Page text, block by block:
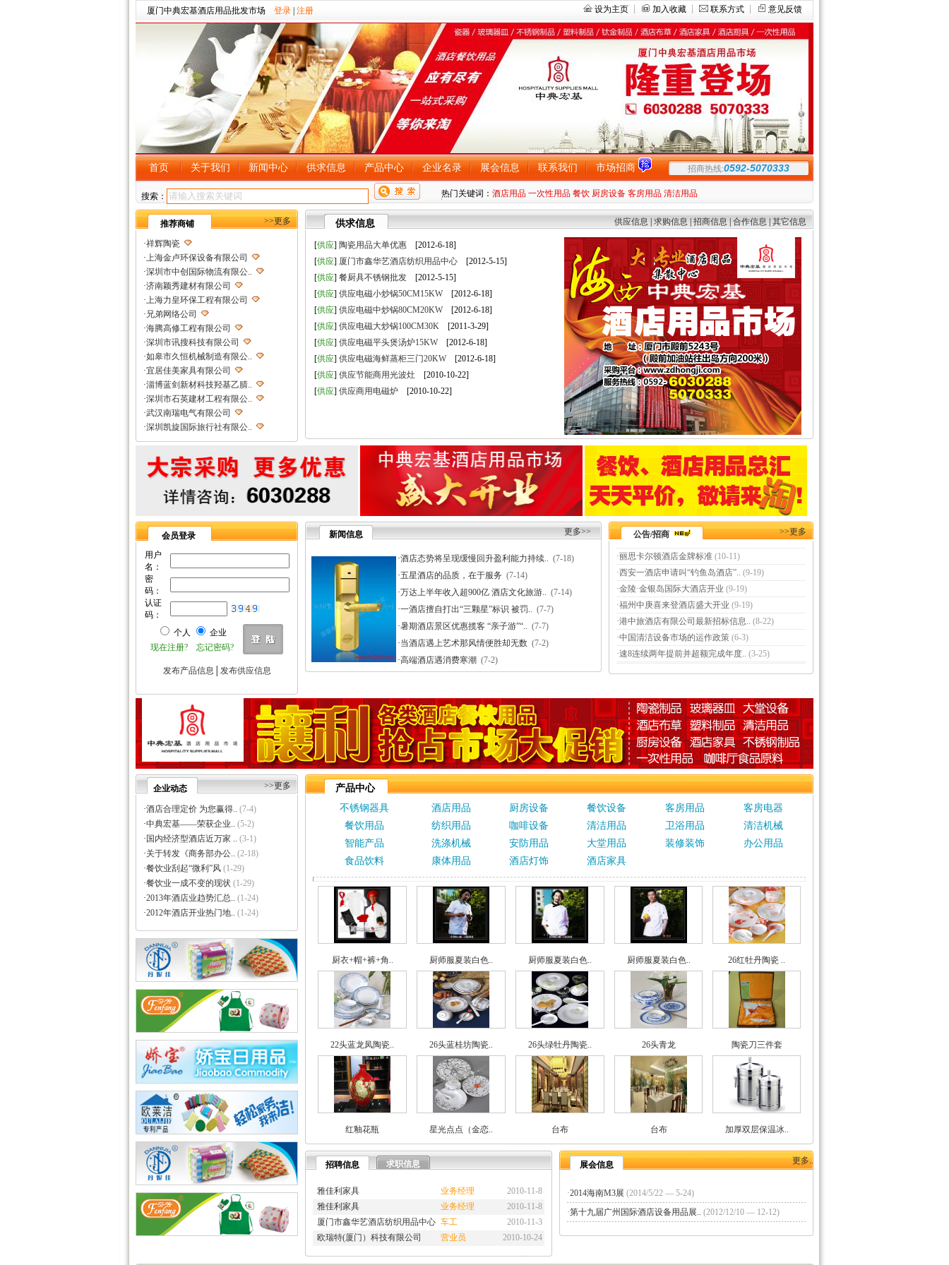
厦门中典宏基酒店用品批发市场 登录 注册 设为主页 ┊ 加入收藏 ┊ 联系方式 ┊ 意见反馈
首页 关于我们 新闻中心 供求信息 产品中心 企业名录 展会信息 联系我们 市场招商 招商热线:0592-5070333
搜索： 热门关键词： 酒店用品 一次性用品 餐饮 厨房设备 客房用品 清洁用品
推荐商铺 >>更多
·祥辉陶瓷
·上海金卢环保设备有限公司
·深圳市中创国际物流有限公..
·济南颖秀建材有限公司
·上海力皇环保工程有限公司
· 兄弟网络公司
·海腾高修工程有限公司
·深圳市讯搜科技有限公司
·如皋市久恒机械制造有限公..
·宜居佳美家具有限公司
·淄博蓝剑新材科技羟基乙腈..
·深圳市石英建材工程有限公..
·武汉南瑞电气有限公司
·深圳凯旋国际旅行社有限公..
·重庆天鹰起重机械有限公司
宁波高新区克法拉电子科技..
内蒙古铁骑村
香港欧世敦集团有限公司
·苏州朗玛过滤器材有限公司
·聊城正亿金属材料有限公司
·巩义市国华耐火材料厂
·河南省华升矿机有限公司
·高锋新颖建材（苏州）有限..
·广州劲封行工程机械有限公..
·西安旭航电子科技有限公司
四川亿舟电器设备有限公司
巩义市瑞祥供水材料有限公..
济南云畅网络技术有限公司
洛阳大泉水处理设备有限公..
·郑州大沽贸易有限公司
东莞市立达信皮革有限公司
深圳市元世通电子有限公司
深圳市讯能电子有限公司
德州合丰液压机具有限公司
·泰州市多妮士机械制造有限..
·东莞市幸运（广印牌）印花..
·济南柏克电力设备有限公司
·沧州市德源钢管有限公司
·北京德诺和科技有限公司
·厦门立刻品牌策划有限公司
·巩义市天佑机械制造有限公..
厦门简氏商贸有限公司
祥辉陶瓷
上海金卢环保设备有限公司
深圳市中创国际物流有限公..
·兄弟网络公司
·海腾高修工程有限公司
深圳市讯搜科技有限公司
·如皋市久恒机械制造有限公..
· 宜居佳美家具有限公司
淄博蓝剑新材科技羟基乙腈..
·深圳市石英建材工程有限公..
武汉南瑞电气有限公司
·深圳凯旋国际旅行社有限公..
· 重庆天鹰起重机械有限公司
·宁波高新区克法拉电子科技..
·内蒙古铁骑村
·深圳市新魅影科技有限公司
·香港欧世敦集团有限公司
· 东莞市长岩润滑油有限公司
苏州朗玛过滤器材有限公司
聊城正亿金属材料有限公司
·河南省华升矿机有限公司
·高锋新颖建材（苏州）有限..
广州劲封行工程机械有限公..
供求信息 供应信息 求购信息 招商信息 合作信息 其它信息
[供应] 陶瓷用品大单优惠 [2012-6-18]
[供应] 厦门市鑫华艺酒店纺织用品中心 [2012-5-15]
[供应] 餐厨具不锈钢批发 [2012-5-15]
[供应] 供应电磁小炒锅50CM15KW [2012-6-18]
[供应] 供应电磁中炒锅80CM20KW [2012-6-18]
[供应] 供应电磁大炒锅100CM30K [2011-3-29]
[供应] 供应电磁平头煲汤炉15KW [2012-6-18]
[供应] 供应电磁海鲜蒸柜三门20KW [2012-6-18]
[供应] 供应节能商用光波灶 [2010-10-22]
[供应] 供应商用电磁炉 [2010-10-22]
会员登录
用户
名：
密
码：
认证
码：
个人
企业
现在注册?
忘记密码?
发布产品信息 发布供应信息
新闻信息 更多>>
·酒店态势将呈现缓慢回升盈利能力持续.. (7-18)
·五星酒店的品质，在于服务 (7-14)
·万达上半年收入超900亿 酒店文化旅游.. (7-14)
·一酒店擅自打出“三颗星”标识 被罚.. (7-7)
·暑期酒店景区优惠揽客 “亲子游”“.. (7-7)
·当酒店遇上艺术那风情便胜却无数 (7-2)
·高端酒店遇消费寒潮 (7-2)
公告/招商 >>更多
·丽思卡尔顿酒店金牌标准 (10-11)
·西安一酒店申请叫“钓鱼岛酒店”.. (9-19)
·金陵·金银岛国际大酒店开业 (9-19)
·福州中庚喜来登酒店盛大开业 (9-19)
·港中旅酒店有限公司最新招标信息.. (8-22)
·中国清洁设备市场的运作政策 (6-3)
·速8连续两年提前并超额完成年度.. (3-25)
企业动态 >>更多
·酒店合理定价 为您赢得.. (7-4)
·中典宏基——荣获企业.. (5-2)
· 国内经济型酒店近万家 .. (3-1)
·关于转发《商务部办公.. (2-18)
·餐饮业刮起“微利”风 (1-29)
·餐饮业一成不变的现状 (1-29)
·2013年酒店业趋势汇总.. (1-24)
·2012年酒店开业热门地.. (1-24)
产品中心
不锈钢器具
酒店用品 厨房设备 餐饮设备 客房用品
客房电器
餐饮用品
纺织用品 咖啡设备 清洁用品 卫浴用品
清洁机械
智能产品
洗涤机械 安防用品 大堂用品 装修装饰
办公用品
食品饮料
康体用品 酒店灯饰 酒店家具
厨衣+帽+裤+角.. 厨师服夏装白色.. 厨师服夏装白色.. 厨师服夏装白色.. 26红牡丹陶瓷 ..
22头蓝龙凤陶瓷.. 26头蓝桂坊陶瓷.. 26头绿牡丹陶瓷.. 26头青龙 陶瓷刀三件套
红釉花瓶 星光点点（金恋.. 台布 台布 加厚双层保温冰..
招聘信息 求职信息
雅佳利家具 业务经理
2010-11-8
雅佳利家具
业务经理
2010-11-8
厦门市鑫华艺酒店纺织用品中心 车工
2010-11-3
欧瑞特(厦门）科技有限公司
营业员 2010-10-24
展会信息 更多..
·2014海南M3展 (2014/5/22 — 5-24)
·第十九届广州国际酒店设备用品展.. (2012/12/10 — 12-12)